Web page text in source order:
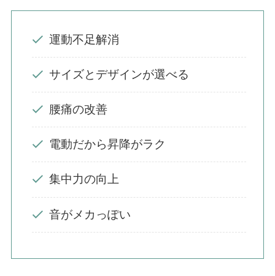
運動不足解消
サイズとデザインが選べる
腰痛の改善
電動だから昇降がラク
集中力の向上
音がメカっぽい